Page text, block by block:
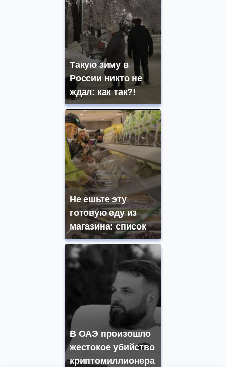
Такую зиму в
России никто не
ждал: как так?!
Не ешьте эту
готовую еду из
магазина: список
В ОАЭ произошло
жестокое убийство
криптомиллионера